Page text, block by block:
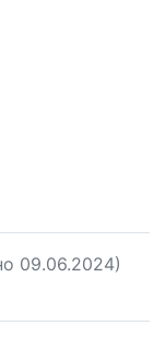
09.06.2024)